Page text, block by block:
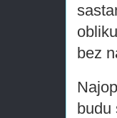
bez
budu